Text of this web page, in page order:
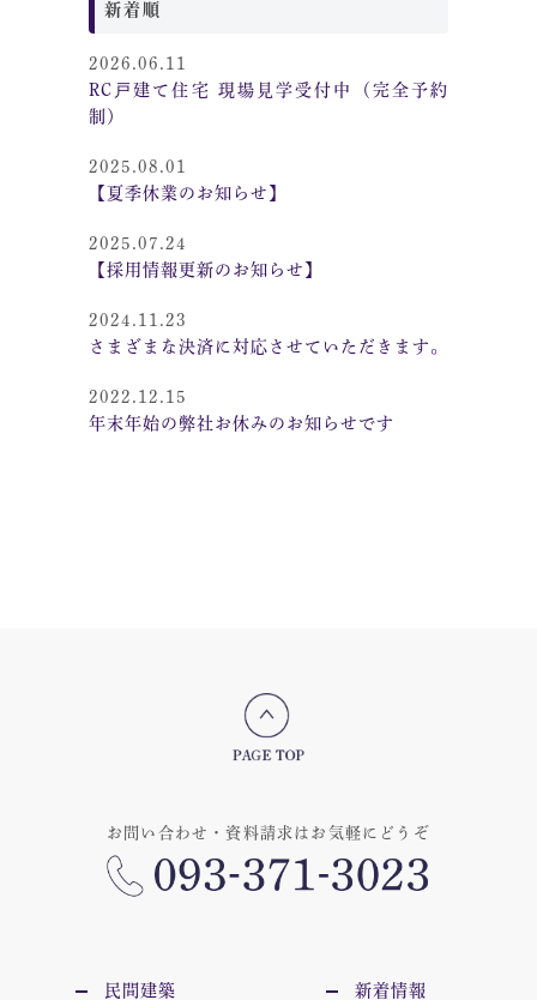
新着順
2026.06.11
RC戸建て住宅 現場見学受付中（完全予約
制）
2025.08.01
【夏季休業のお知らせ】
2025.07.24
【採用情報更新のお知らせ】
2024.11.23
さまざまな決済に対応させていただきます。
2022.12.15
年末年始の弊社お休みのお知らせです
お問い合わせ・資料請求はお気軽にどうぞ
民間建築 新着情報